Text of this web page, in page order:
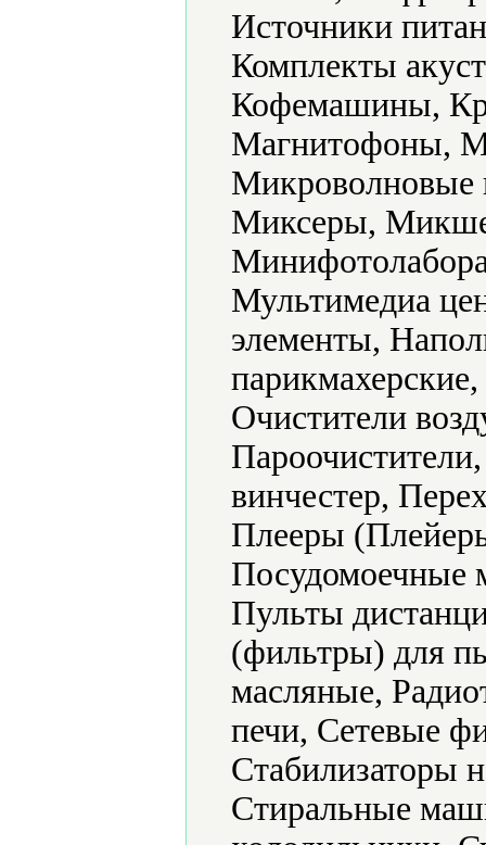
Источники
Комплекты
Кофемашины,
Магнитофоны,
Миксеры,
Мультимедиа
элементы,
Очистители
винчестер,
Плееры
Посудомоечные
Пульты
(фильтры) для
масляные,
печи, Сетевые
Стабилизаторы
Стиральные